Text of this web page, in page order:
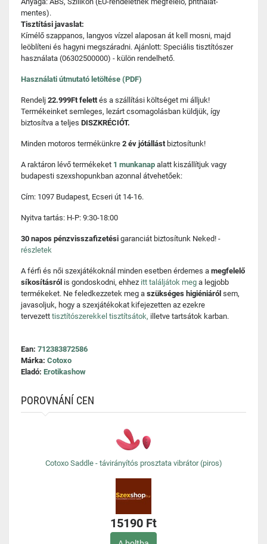
mentes).
Tisztítási javaslat:
Kímélő szappanos, langyos vízzel alaposan át kell mosni, majd
leöblíteni és hagyni megszáradni. Ajánlott: Speciális tisztítószer
használata (06302500000) - külön rendelhető.
Használati útmutató letöltése (PDF)
Rendelj 22.999Ft felettés a szállítási költséget mi álljuk!
Termékeinket semleges, lezárt csomagolásban küldjük, így
biztosítva a teljes DISZKRÉCIÓT.
Minden motoros termékünkre 2 év jótállást biztosítunk!
A raktáron lévő termékeket 1 munkanap alatt kiszállítjuk vagy
budapesti szexshopunkban azonnal átvehetőek:
Cím: 1097 Budapest, Ecseri út 14-16.
Nyitva tartás: H-P: 9:30-18:00
30 napos pénzvisszafizetési garanciát biztosítunk Neked! -
részletek
A férfi és női szexjátékoknál minden esetben érdemes a megfelelő
síkosításról is gondoskodni, ehhez itt találjátok meg a legjobb
termékeket. Ne feledkezzetek meg a szükséges higiéniáról sem,
javasoljuk, hogy a szexjátékokat kifejezetten az ezekre
tervezett tisztítószerekkel tisztítsátok, illetve tartsátok karban.
Ean: 712383872586
Márka: Cotoxo
Eladó: Erotikashow
POROVNÁNÍ CEN
Cotoxo Saddle - távirányítós prosztata vibrátor (piros)
15190 Ft